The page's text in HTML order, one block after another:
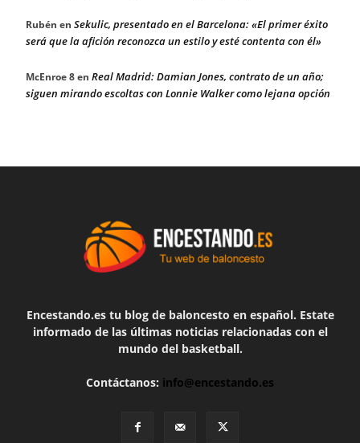
Rubén en Sekulic, presentado en el Barcelona: «El primer éxito
será que la afición reconozca un estilo y esté contenta con él»
McEnroe 8en Real Madrid: Damian Jones, contrato de un año;
siguen mirando escoltas con Lonnie Walker como lejana opción
Encestando.es tu blog de baloncesto en español. Estate
informado de las últimas noticias relacionadas con el
mundo del basketball.
Contáctanos: info@encestando.es